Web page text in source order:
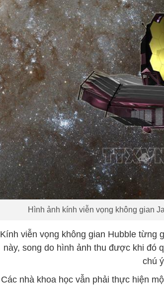
Hình ảnh kính viễn vọng không gian
Kính viễn vọng không gian Hubble từng
này, song do hình ảnh thu được khi đó
chú
Các nhà khoa học vẫn phải thực hiện